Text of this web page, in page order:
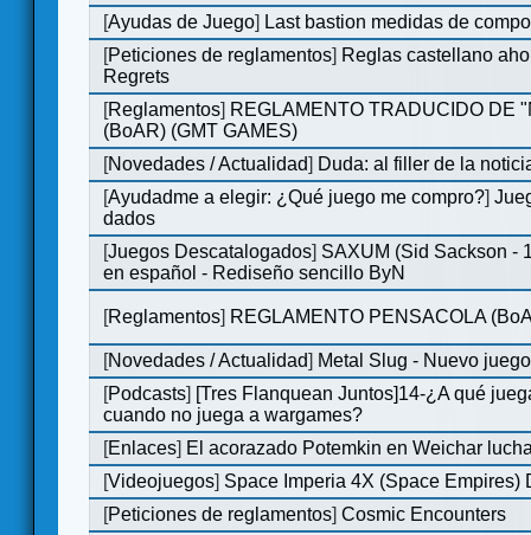
[Ayudas de Juego] Last bastion medidas de
[Peticiones de reglamentos] Reglas castellano
Regrets
[Reglamentos] REGLAMENTO TRADUCIDO DE
(BoAR) (GMT GAMES)
[Novedades / Actualidad] Duda: al filler de la
[Ayudadme a elegir: ¿Qué juego me compro?]
dados
[Juegos Descatalogados] SAXUM (Sid Sackson -
en español - Rediseño sencillo ByN
[Reglamentos] REGLAMENTO PENSACOLA
[Novedades / Actualidad] Metal Slug - Nuevo
[Podcasts] [Tres Flanquean Juntos]14-¿A qué
cuando no juega a wargames?
[Enlaces] El acorazado Potemkin en Weichar
[Videojuegos] Space Imperia 4X (Space Empires)
[Peticiones de reglamentos]Cosmic Encounters